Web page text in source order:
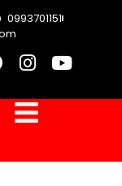
0993701151